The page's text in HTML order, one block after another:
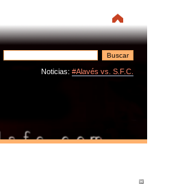
Noticias: #Alavés vs. S.F.C.